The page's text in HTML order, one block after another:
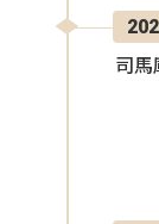
司馬